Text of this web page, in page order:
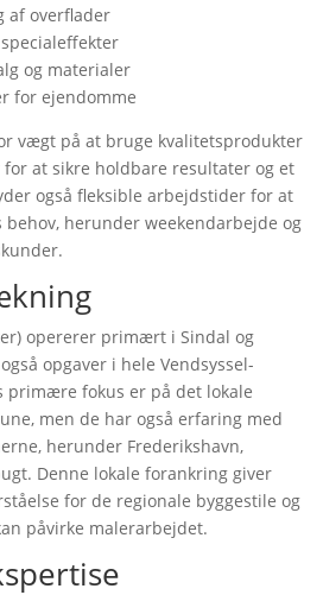
af overflader
og materialer
for ejendomme
vægt på at bruge kvalitetsprodukter
at sikre holdbare resultater og et
også fleksible arbejdstider for at
herunder weekendarbejde og
opererer primært i Sindal og
opgaver i hele Vendsyssel-
primære fokus er på det lokale
men de har også erfaring med
herunder Frederikshavn,
Denne lokale forankring giver
for de regionale byggestile og
påvirke malerarbejdet.